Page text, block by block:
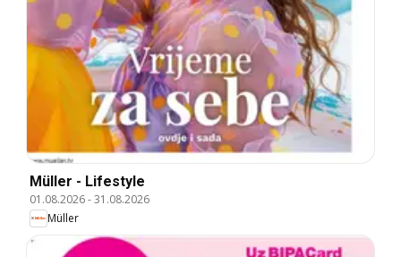
Müller - Lifestyle
01.08.2026-31.08.2026
Müller